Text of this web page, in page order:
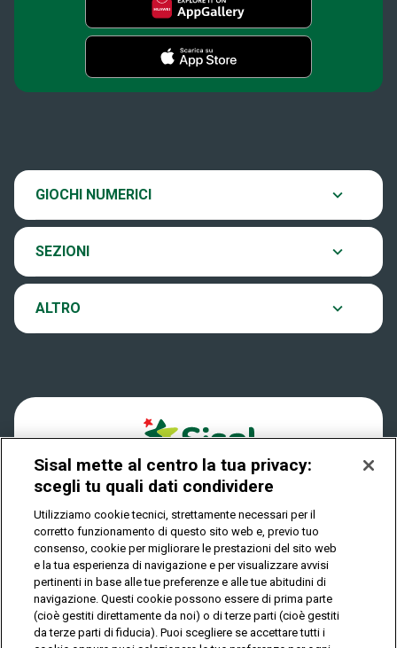
GIOCHI NUMERICI
SuperEnalotto
EuroJackpot
VinciCasa
Play Your Date
SEZIONI
News
Verifica vincite
Come si gioca
Dove si gioca
Quanto si vince
Come riscuotere
ALTRO
Contatti
Notifiche
Privacy
IL GIOCO È VIETATO AI MINORI E PUÒ CAUSARE
DIPENDENZA PATOLOGICA
© Copyright Sisal Italia S.p.A. - P.I. 02433760135
Sisal mette al centro la tua privacy:
scegli tu quali dati condividere
Utilizziamo cookie tecnici, strettamente necessari per il
corretto funzionamento di questo sito web e, previo tuo
consenso, cookie per migliorare le prestazioni del sito web
e la tua esperienza di navigazione e per visualizzare avvisi
pertinenti in base alle tue preferenze e alle tue abitudini di
navigazione. Questi cookie possono essere di prima parte
(cioè gestiti direttamente da noi) o di terze parti (cioè gestiti
da terze parti di fiducia). Puoi scegliere se accettare tutti i